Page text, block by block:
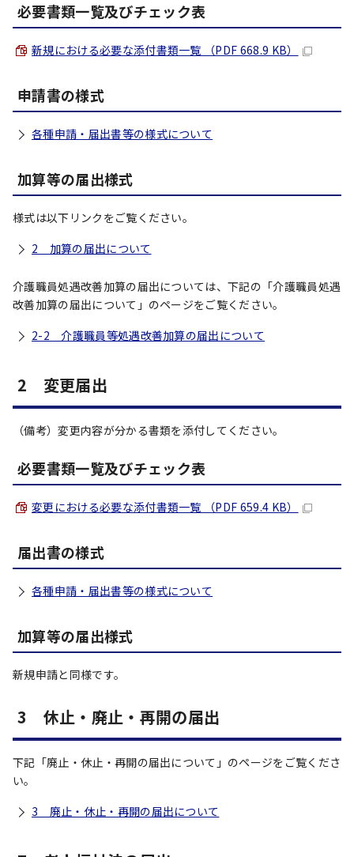
必要書類一覧及びチェック表
新規における必要な添付書類一覧 （PDF 668.9 KB）
申請書の様式
各種申請・届出書等の様式について
加算等の届出様式
様式は以下リンクをご覧ください。
2 加算の届出について
介護職員処遇改善加算の届出については、下記の「介護職員処遇
改善加算の届出について」のページをご覧ください。
2-2 介護職員等処遇改善加算の届出について
2 変更届出
（備考）変更内容が分かる書類を添付してください。
必要書類一覧及びチェック表
変更における必要な添付書類一覧 （PDF 659.4 KB）
届出書の様式
各種申請・届出書等の様式について
加算等の届出様式
新規申請と同様です。
3 休止・廃止・再開の届出
下記「廃止・休止・再開の届出について」のページをご覧くださ
い。
3 廃止・休止・再開の届出について